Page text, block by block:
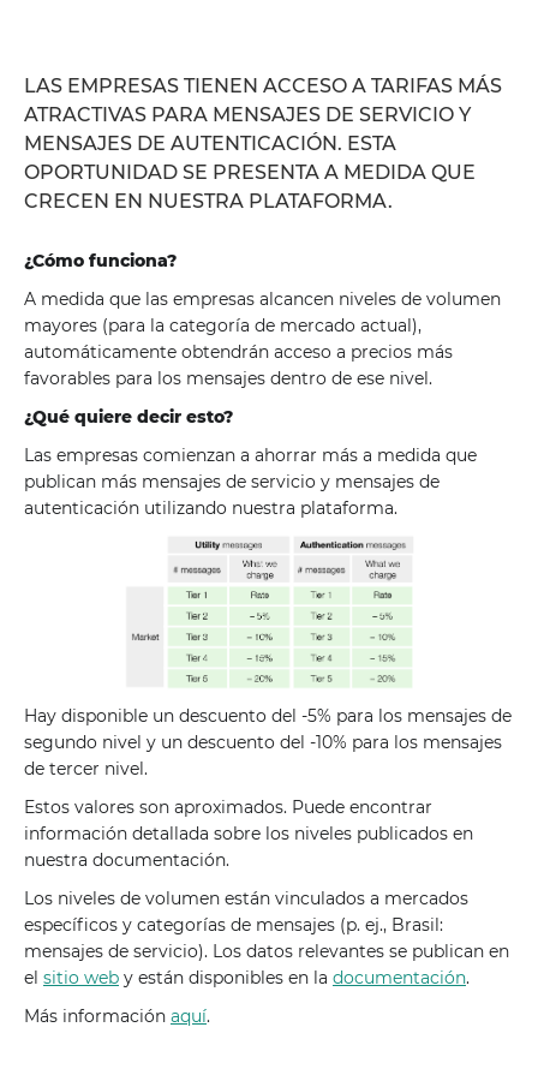
LAS EMPRESAS TIENEN ACCESO A TARIFAS MÁS
ATRACTIVAS PARA MENSAJES DE SERVICIO Y
MENSAJES DE AUTENTICACIÓN. ESTA
OPORTUNIDAD SE PRESENTA A MEDIDA QUE
CRECEN EN NUESTRA PLATAFORMA.
¿Cómo funciona?
A medida que las empresas alcancen niveles de volumen
mayores (para la categoría de mercado actual),
automáticamente obtendrán acceso a precios más
favorables para los mensajes dentro de ese nivel.
¿Qué quiere decir esto?
Las empresas comienzan a ahorrar más a medida que
publican más mensajes de servicio y mensajes de
autenticación utilizando nuestra plataforma.
Hay disponible un descuento del -5% para los mensajes de
segundo nivel y un descuento del -10% para los mensajes
de tercer nivel.
Estos valores son aproximados. Puede encontrar
información detallada sobre los niveles publicados en
nuestra documentación.
Los niveles de volumen están vinculados a mercados
específicos y categorías de mensajes (p. ej., Brasil:
mensajes de servicio). Los datos relevantes se publican en
el sitio web y están disponibles en la documentación.
Más información aquí.